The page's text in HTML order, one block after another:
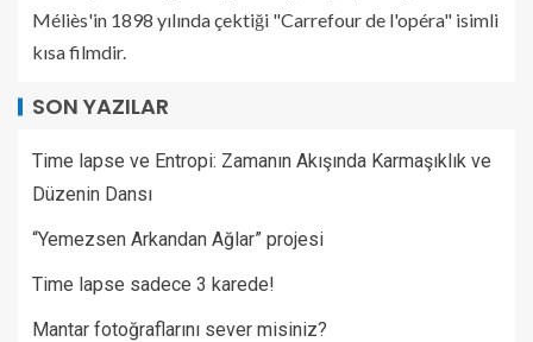
Méliès'in 1898 yılında çektiği "Carrefour de l'opéra" isimli
kısa filmdir.
SON YAZILAR
Time lapse ve Entropi: Zamanın Akışında Karmaşıklık ve
Düzenin Dansı
“Yemezsen Arkandan Ağlar” projesi
Time lapse sadece 3 karede!
Mantar fotoğraflarını sever misiniz?